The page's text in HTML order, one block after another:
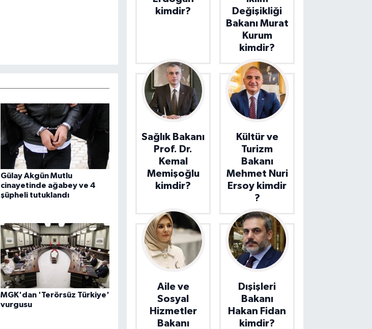
Gülay Akgün Mutlu
cinayetinde ağabey ve 4
şüpheli tutuklandı
MGK'dan 'Terörsüz Türkiye'
vurgusu
kimdir?
Değişikliği
Bakanı Murat
Kurum
kimdir?
Sağlık Bakanı
Prof. Dr.
Kemal
Memişoğlu
kimdir?
Kültür ve
Turizm
Bakanı
Mehmet Nuri
Ersoy kimdir
?
Aile ve
Sosyal
Hizmetler
Bakanı
Dışişleri
Bakanı
Hakan Fidan
kimdir?